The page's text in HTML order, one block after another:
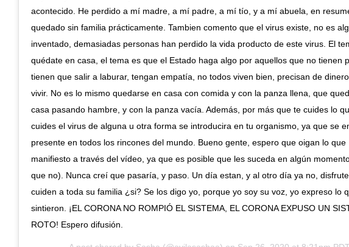
acontecido. He perdido a mí madre, a mí padre, a mí tío, y a mí abuela, en
quedado sin familia prácticamente. Tambien comento que el virus existe, no es
inventado, demasiadas personas han perdido la vida producto de este virus. El
quédate en casa, el tema es que el Estado haga algo por aquellos que no tienen
tienen que salir a laburar, tengan empatía, no todos viven bien, precisan de
vivir. No es lo mismo quedarse en casa con comida y con la panza llena, que
casa pasando hambre, y con la panza vacía. Además, por más que te cuides lo
cuides el virus de alguna u otra forma se introducira en tu organismo, ya que se
presente en todos los rincones del mundo. Bueno gente, espero que oigan lo que
manifiesto a través del vídeo, ya que es posible que les suceda en algún
que no). Nunca creí que pasaría, y paso. Un día estan, y al otro día ya no,
cuiden a toda su familia ¿si? Se los digo yo, porque yo soy su voz, yo expreso lo
sintieron. ¡EL CORONA NO ROMPIÓ EL SISTEMA, EL CORONA EXPUSO UN
ROTO! Espero difusión.